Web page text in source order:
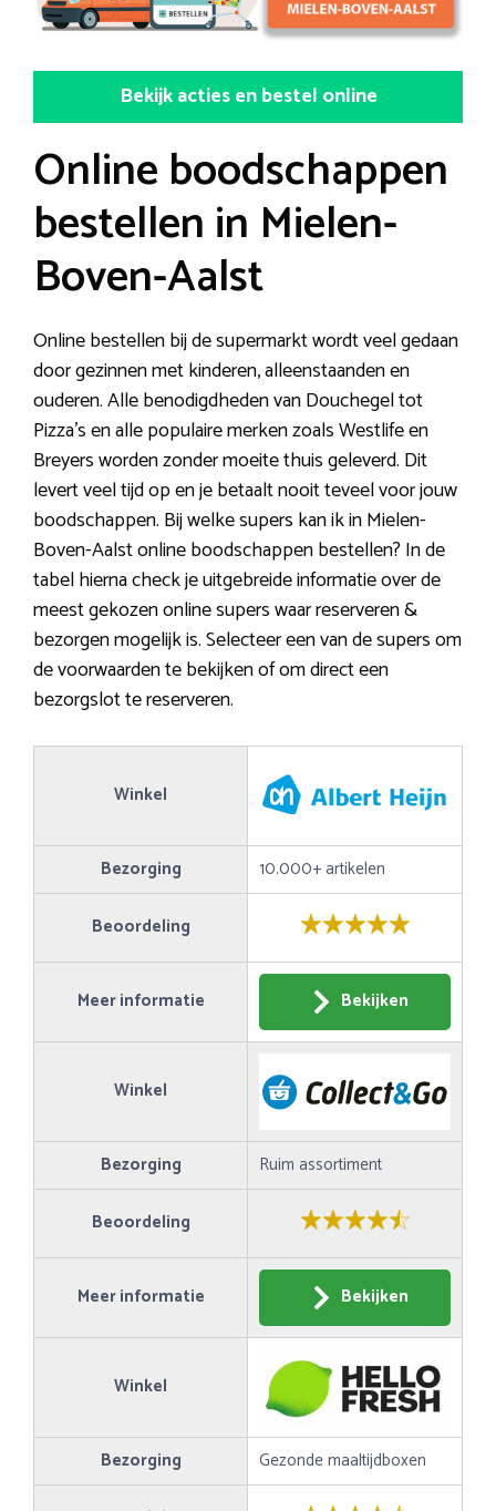
Bekijk acties en bestel online
Online boodschappen
bestellen in Mielen-
Boven-Aalst
Online bestellen bij de supermarkt wordt veel gedaan
door gezinnen met kinderen, alleenstaanden en
ouderen. Alle benodigdheden van Douchegel tot
Pizza’s en alle populaire merken zoals Westlife en
Breyers worden zonder moeite thuis geleverd. Dit
levert veel tijd op en je betaalt nooit teveel voor jouw
boodschappen. Bij welke supers kan ik in Mielen-
Boven-Aalst online boodschappen bestellen? In de
tabel hierna check je uitgebreide informatie over de
meest gekozen online supers waar reserveren &
bezorgen mogelijk is. Selecteer een van de supers om
de voorwaarden te bekijken of om direct een
bezorgslot te reserveren.
Winkel
Bezorging 10.000+ artikelen
Beoordeling
Meer informatie Bekijken
Winkel
Bezorging Ruim assortiment
Beoordeling
Meer informatie Bekijken
Winkel
Bezorging Gezonde maaltijdboxen